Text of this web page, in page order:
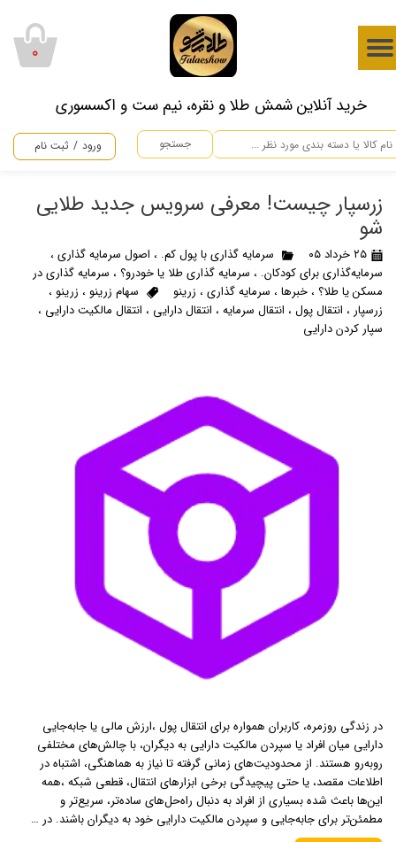
​خرید آنلاین شمش طلا و نقره، نیم ست و اکسسوری
جستجو ورود / ثبت نام
حساب کاربری من
سفارشات
۰
زرسپار چیست! معرفی سرویس جدید طلایی
شو
۲۵ خرداد ۰۵ سرمایه گذاری با پول کم. ، اصول سرمایه گذاری،
سرمایه‌گذاری برای کودکان. ، سرمایه گذاری طلا یا خودرو؟، سرمایه گذاری در
مسکن یا طلا؟، خبرها، سرمایه گذاری، زرینو سهام زرینو ، زرینو ،
زرسپار ، انتقال پول، انتقال سرمایه، انتقال دارایی ، انتقال مالکیت دارایی ،
سپار کردن دارایی
در زندگی روزمره، کاربران همواره برای انتقال پول ،ارزش مالی یا جابه‌جایی
دارایی میان افراد یا سپردن مالکیت دارایی به دیگران، با چالش‌های مختلفی
روبه‌رو هستند. از محدودیت‌های زمانی گرفته تا نیاز به هماهنگی، اشتباه در
اطلاعات مقصد، یا حتی پیچیدگی برخی ابزارهای انتقال، قطعی شبکه ،همه
این‌ها باعث شده بسیاری از افراد به دنبال راه‌حل‌های ساده‌تر، سریع‌تر و
مطمئن‌تر برای جابه‌جایی و سپردن مالکیت دارایی خود به دیگران باشند. در …